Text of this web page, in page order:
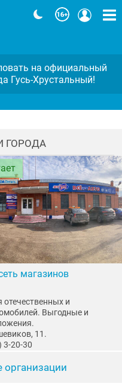
ГОРОДА
магазинов
отечественных и
Выгодные и
11.
3-20-30
организации
на официальный
Гусь-Хрустальный!